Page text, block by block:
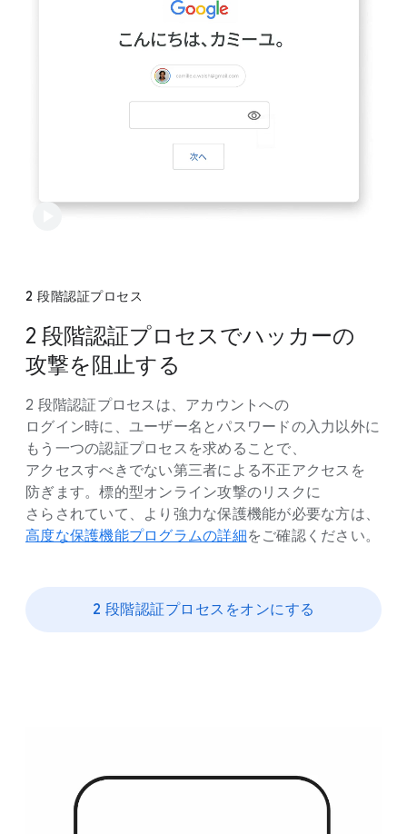
2 段階認証プロセス
2 段階認証プロセスで​ハッカーの​
攻撃を​阻止する
2 段階認証プロセスは、​アカウントへの​
ログイン時に、​ユーザー名と​パスワードの​入力以外に​
もう​一つの​認証プロセスを​求める​ことで、​
アクセスすべきでない​第三者に​よる​不正アクセスを​
防ぎます。​標的型オンライン攻撃の​リスクに​
さらされていて、​より​強力な​保護機能が​必要な方は、
高度な​保護機能プログラムの​詳細を​ご確認ください。
2 段階認証プロセスを​オンに​する